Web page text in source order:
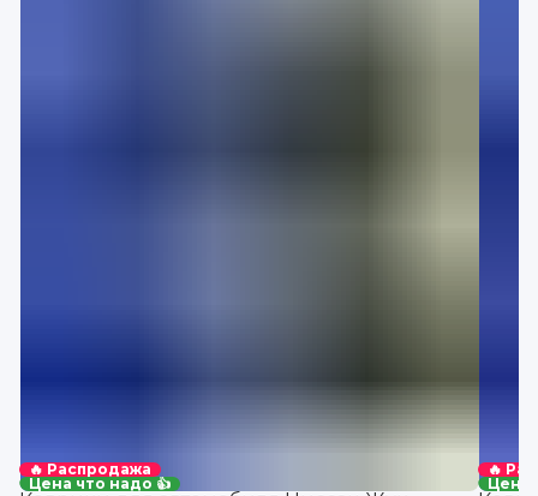
🔥 Распродажа
Цена что надо 👍
🔥
Цена